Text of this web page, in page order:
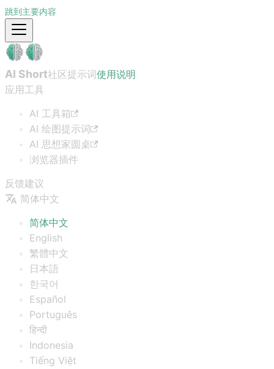
跳到主要内容
AI Short社区提示词使用说明
应用工具
AI 工具箱
AI 绘图提示词
AI 思想家圆桌
浏览器插件
反馈建议
简体中文
简体中文
English
繁體中文
日本語
한국어
Español
Português
हिन्दी
Indonesia
Tiếng Việt